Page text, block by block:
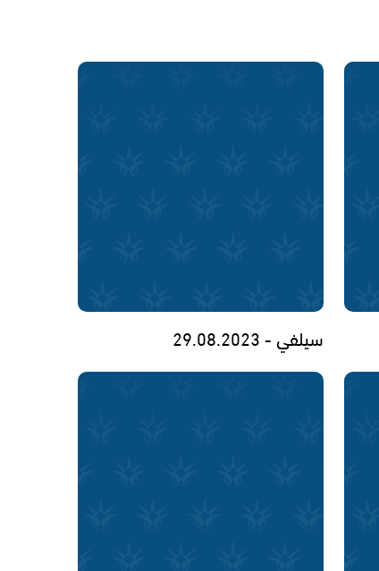
سيلفي - 29.08.2023